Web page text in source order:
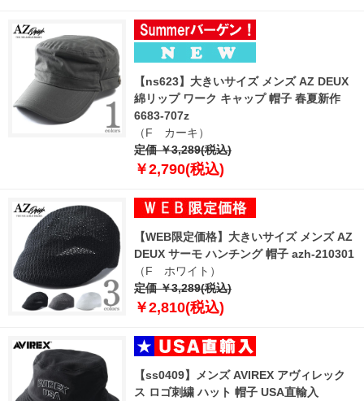
【ns623】大きいサイズ メンズ AZ DEUX
綿リップ ワーク キャップ 帽子 春夏新作
6683-707z
（F カーキ）
定価 ￥3,289(税込)
￥2,790(税込)
【WEB限定価格】大きいサイズ メンズ AZ
DEUX サーモ ハンチング 帽子 azh-210301
（F ホワイト）
定価 ￥3,289(税込)
￥2,810(税込)
【ss0409】メンズ AVIREX アヴィレック
ス ロゴ刺繍 ハット 帽子 USA直輸入